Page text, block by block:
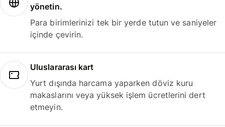
yönetin.
Para birimlerinizi tek bir yerde tutun ve saniyeler
içinde çevirin.
Uluslararası kart
Yurt dışında harcama yaparken döviz kuru
makaslarını veya yüksek işlem ücretlerini dert
etmeyin.